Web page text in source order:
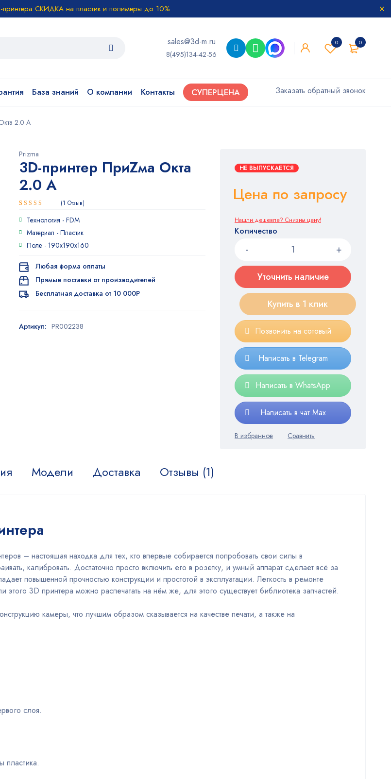
принтера СКИДКА на пластик и полимеры до 10%
0
0
sales@3d-m.ru
8(495)134-42-56
База знаний О компании Контакты СУПЕРЦЕНА Заказать обратный звонок
2.0 A
Prizma
3D-принтер ПриZма Окта
2.0 A
5.00из 5
на основе
опроса
пользователя
1 Отзыв
Технология - FDM
Материал - Пластик
Поле - 190x190x160
НЕ ВЫПУСКАЕТСЯ
Цена по запросу
Нашли дешевле? Снизим цену!
Количество
Уточнить наличие
Купить в 1 клик
Позвонить на сотовый
Написать в Telegram
Написать в WhatsApp
Написать в чат Max
Любая форма оплаты
Прямые поставки от производителей
Бесплатная доставка от 10 000Р
Артикул: PR002238
Модели Доставка Отзывы (1)
– настоящая находка для тех, кто впервые собирается попробовать свои силы в
калибровать. Достаточно просто включить его в розетку, и умный аппарат сделает всё за
повышенной прочностью конструкции и простотой в эксплуатации. Легкость в ремонте
3D принтера можно распечатать на нём же, для этого существует библиотека запчастей.
камеры, что лучшим образом сказывается на качестве печати, а также на
слоя.
пластика.